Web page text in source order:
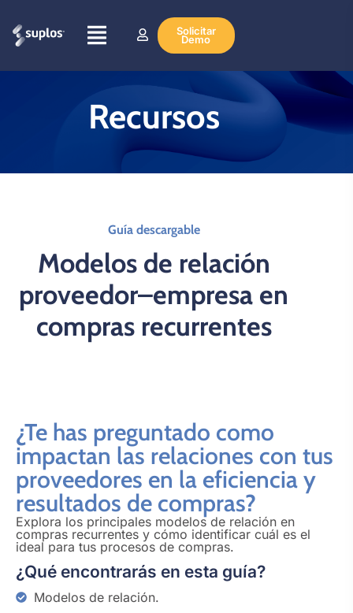
Solicitar
Demo
Recursos
Guía descargable
Modelos de relación
proveedor–empresa en
compras recurrentes
¿Te has preguntado como
impactan las relaciones con tus
proveedores en la eficiencia y
resultados de compras?
Explora los principales modelos de relación en
compras recurrentes y cómo identificar cuál es el
ideal para tus procesos de compras.
¿Qué encontrarás en esta guía?
Modelos de relación.